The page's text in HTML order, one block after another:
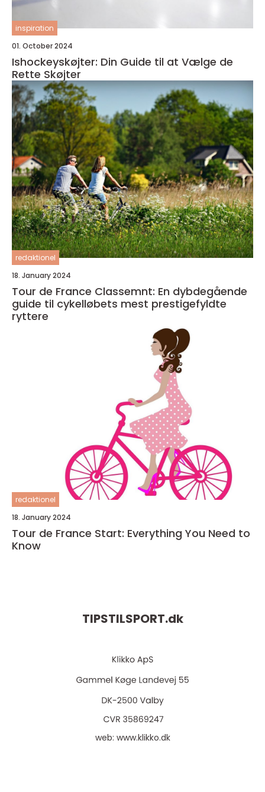
inspiration
01. October 2024
Ishockeyskøjter: Din Guide til at Vælge de
Rette Skøjter
redaktionel
18. January 2024
Tour de France Classemnt: En dybdegående
guide til cykelløbets mest prestigefyldte
ryttere
redaktionel
18. January 2024
Tour de France Start: Everything You Need to
Know
TIPSTILSPORT.dk
web: www.klikko.dk